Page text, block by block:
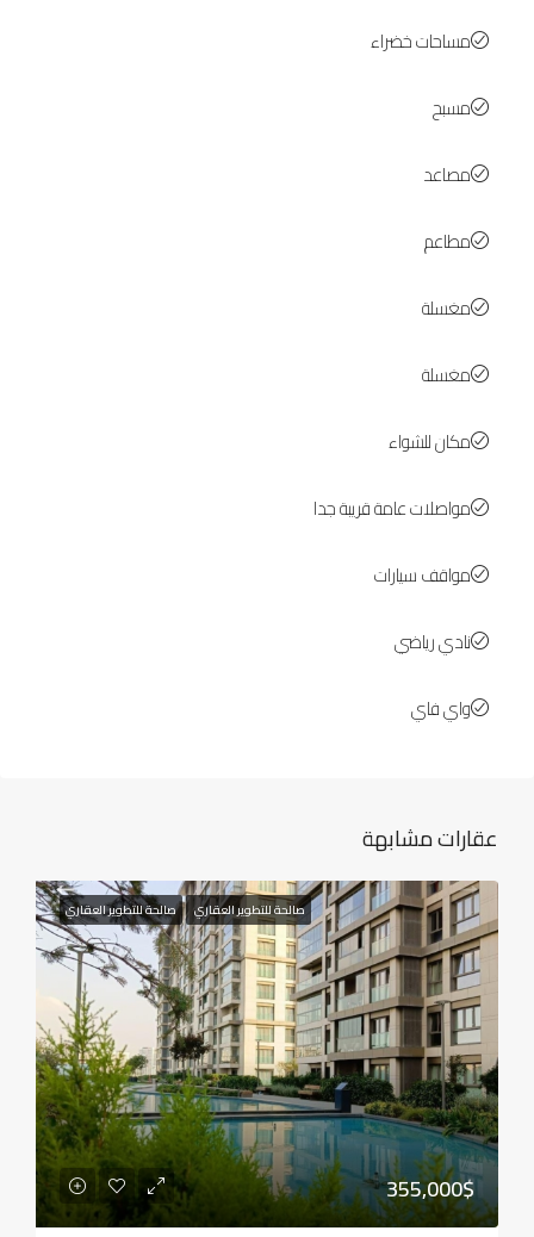
مساحات خضراء
مسبح
مصاعد
مطاعم
مغسلة
مغسلة
مكان للشواء
مواصلات عامة قريبة جدا
مواقف سيارات
نادي رياضي
واي فاي
عقارات مشابهة
صالحة للتطوير العقاري صالحة للتطوير العقاري
355,000$